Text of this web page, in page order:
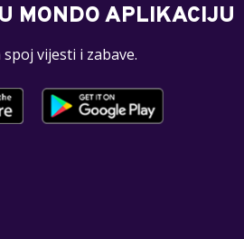
MONDO APLIKACIJU
spoj vijesti i zabave.